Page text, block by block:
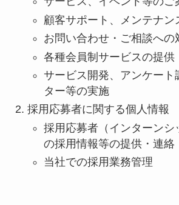
顧客サポート、メンテナン
お問い合わせ・ご相談への
各種会員制サービスの提供
サービス開発、アンケート
ター等の実施
採用応募者に関する個人情報
採用応募者（インターンシ
の採用情報等の提供・連絡
当社での採用業務管理